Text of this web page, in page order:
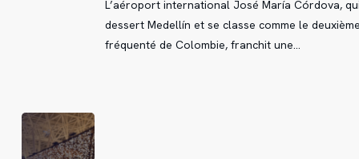
María
Córdova
(MDE)
L’aéroport international José María Córdova,
dessert Medellín et se classe comme le
fréquenté de Colombie, franchit une…